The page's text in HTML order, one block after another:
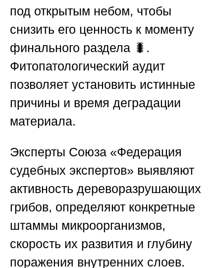
под открытым небом, чтобы
снизить его ценность к моменту
финального раздела 🐛.
Фитопатологический аудит
позволяет установить истинные
причины и время деградации
материала.
Эксперты Союза «Федерация
судебных экспертов» выявляют
активность дереворазрушающих
грибов, определяют конкретные
штаммы микроорганизмов,
скорость их развития и глубину
поражения внутренних слоев.